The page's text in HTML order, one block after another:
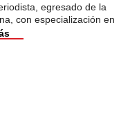
egresado de la
con especialización en